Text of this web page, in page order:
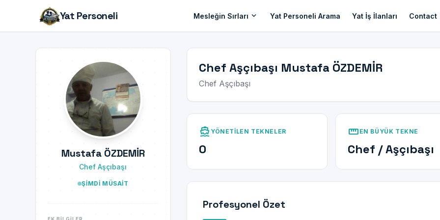
Yat Personeli Mesleğin Sırları expand_more Yat Personeli Arama Yat İş İlanları Contact
Mustafa ÖZDEMİR
Chef Aşçıbaşı
ŞIMDI MÜSAIT
Chef Aşçıbaşı Mustafa ÖZDEMİR
Chef Aşçıbaşı
directions_boat YÖNETILEN TEKNELER
0
straighten EN BÜYÜK TEKNE
Chef / Aşçıbaşı
Profesyonel Özet